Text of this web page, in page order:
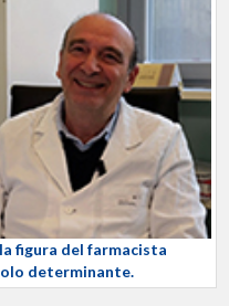
figura del farmacista
determinante.